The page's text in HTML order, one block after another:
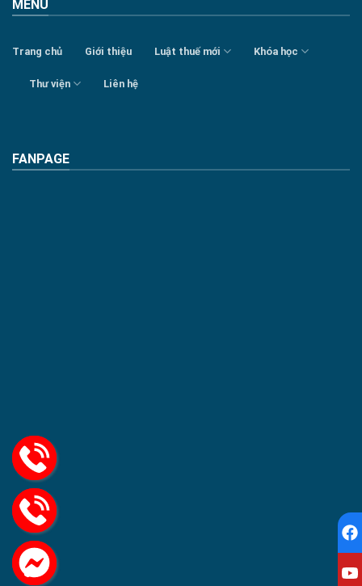
MENU
Trang chủ Giới thiệu Luật thuế mới Khóa học
Thư viện Liên hệ
FANPAGE